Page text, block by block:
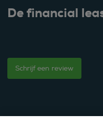
De financial
Schrijf een review